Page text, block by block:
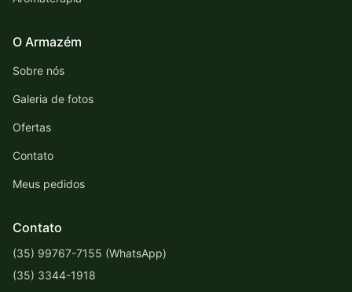
O Armazém
Sobre nós
Galeria de fotos
Ofertas
Contato
Meus pedidos
Contato
(35) 99767-7155 (WhatsApp)
(35) 3344-1918